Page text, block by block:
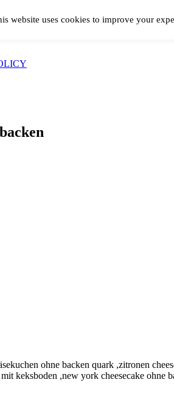
website uses cookies to improve your